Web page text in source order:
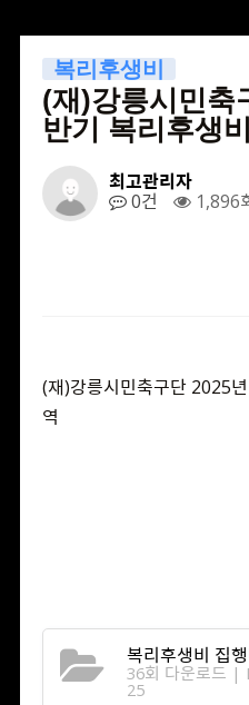
복리후생비
(재)강릉시민축
반기 복리후생
최고관리자
0건
1,896
(재)강릉시민축구단 2025
역
복리후생비 집
36회 다운로드 |
25